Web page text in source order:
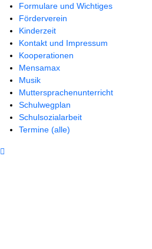
Formulare und Wichtiges
Förderverein
Kinderzeit
Kontakt und Impressum
Kooperationen
Mensamax
Musik
Muttersprachenunterricht
Schulwegplan
Schulsozialarbeit
Termine (alle)